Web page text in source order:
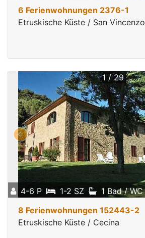
6 Ferienwohnungen 2376-1
Etruskische Küste / San Vincenzo
4-6 P 1-2 SZ 1 Bad / WC
1 / 29
8 Ferienwohnungen 152443-2
Etruskische Küste / Cecina